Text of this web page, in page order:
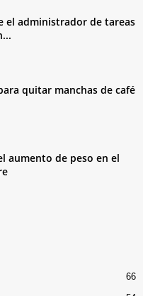
el administrador de tareas
quitar manchas de café
aumento de peso en el
66